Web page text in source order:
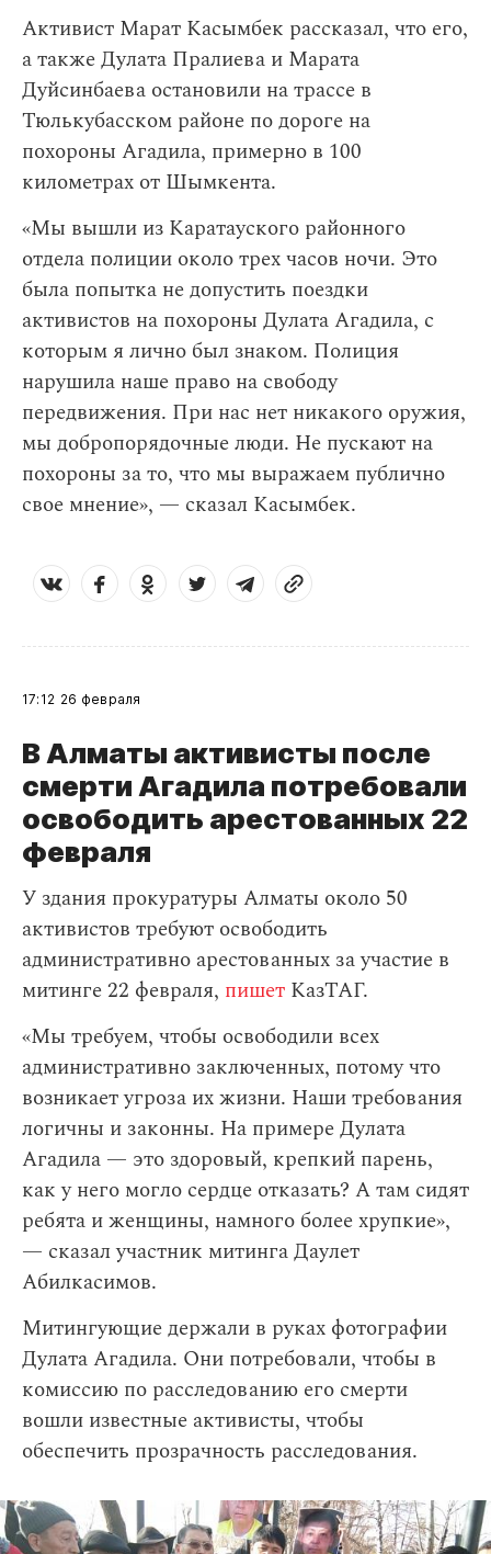
Активист Марат Касымбек рассказал, что его,
а также Дулата Пралиева и Марата
Дуйсинбаева остановили на трассе в
Тюлькубасском районе по дороге на
похороны Агадила, примерно в 100
километрах от Шымкента.
«Мы вышли из Каратауского районного
отдела полиции около трех часов ночи. Это
была попытка не допустить поездки
активистов на похороны Дулата Агадила, с
которым я лично был знаком. Полиция
нарушила наше право на свободу
передвижения. При нас нет никакого оружия,
мы добропорядочные люди. Не пускают на
похороны за то, что мы выражаем публично
свое мнение», — сказал Касымбек.
17:12 26 февраля
В Алматы активисты после
смерти Агадила потребовали
освободить арестованных 22
февраля
У здания прокуратуры Алматы около 50
активистов требуют освободить
административно арестованных за участие в
митинге 22 февраля, пишет КазТАГ.
«Мы требуем, чтобы освободили всех
административно заключенных, потому что
возникает угроза их жизни. Наши требования
логичны и законны. На примере Дулата
Агадила — это здоровый, крепкий парень,
как у него могло сердце отказать? А там сидят
ребята и женщины, намного более хрупкие»,
— сказал участник митинга Даулет
Абилкасимов.
Митингующие держали в руках фотографии
Дулата Агадила. Они потребовали, чтобы в
комиссию по расследованию его смерти
вошли известные активисты, чтобы
обеспечить прозрачность расследования.